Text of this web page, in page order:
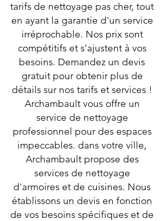
tarifs de nettoyage pas cher, tout
en ayant la garantie d'un service
irréprochable. Nos prix sont
compétitifs et s’ajustent à vos
besoins. Demandez un devis
gratuit pour obtenir plus de
détails sur nos tarifs et services !
Archambault vous offre un
service de nettoyage
professionnel pour des espaces
impeccables. dans votre ville,
Archambault propose des
services de nettoyage
d'armoires et de cuisines. Nous
établissons un devis en fonction
de vos besoins spécifiques et de